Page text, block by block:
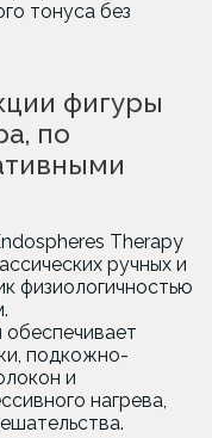
тонуса без
фигуры
по
Therapy
ручных и
физиологичностью
подкожно-
и
нагрева,